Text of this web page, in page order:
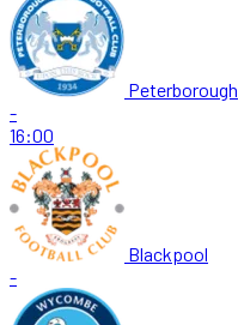
Peterborough
-
16:00
Blackpool
-